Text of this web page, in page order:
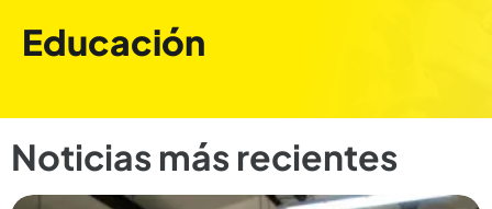
Educación
Noticias más recientes